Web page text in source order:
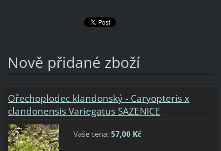
Nově přidané zboží
Ořechoplodec klandonský - Caryopteris x
clandonensis Variegatus SAZENICE
Vaše cena: 57,00 Kč